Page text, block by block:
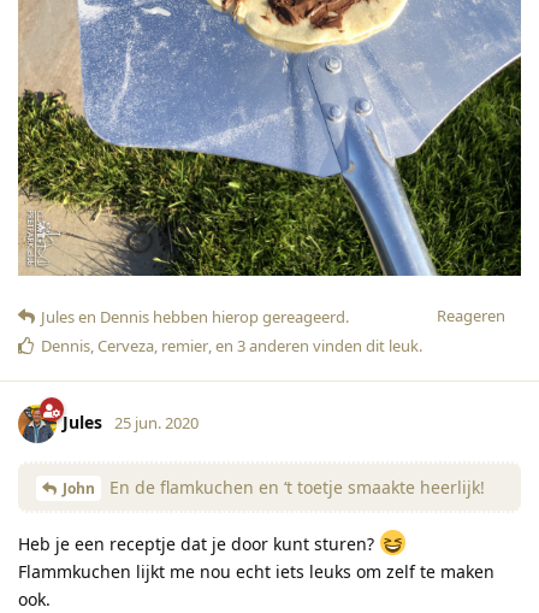
Reageren
Julesen Dennis hebben hierop gereageerd.
Dennis,Cerveza, remier, en 3anderen vinden dit leuk.
Jules 25 jun. 2020
John En de flamkuchen en ‘t toetje smaakte heerlijk!
Heb je een receptje dat je door kunt sturen?
Flammkuchen lijkt me nou echt iets leuks om zelf te maken
ook.